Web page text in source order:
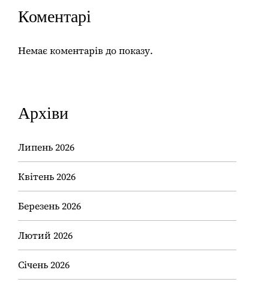
Коментарі
Немає коментарів до показу.
Архіви
Липень 2026
Квітень 2026
Березень 2026
Лютий 2026
Січень 2026